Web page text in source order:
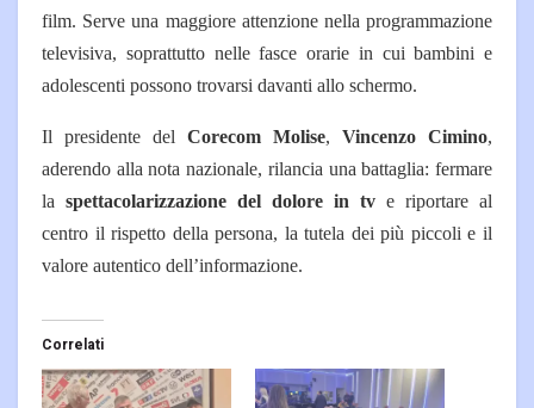
film. Serve una maggiore attenzione nella programmazione
televisiva, soprattutto nelle fasce orarie in cui bambini e
adolescenti possono trovarsi davanti allo schermo.
Il presidente del Corecom Molise, Vincenzo Cimino,
aderendo alla nota nazionale, rilancia una battaglia: fermare
la spettacolarizzazione del dolore in tv e riportare al
centro il rispetto della persona, la tutela dei più piccoli e il
valore autentico dell’informazione.
Correlati